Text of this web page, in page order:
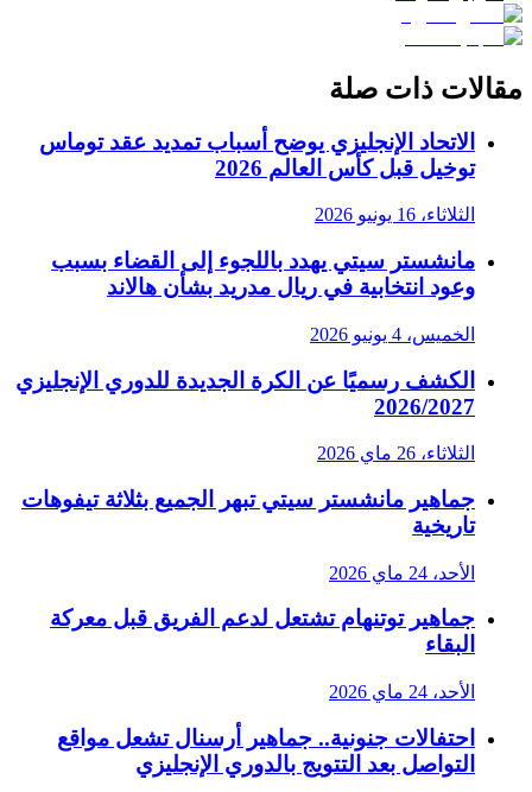
مقالات ذات صلة
الاتحاد الإنجليزي يوضح أسباب تمديد عقد توماس
توخيل قبل كأس العالم 2026
الثلاثاء، 16 يونيو 2026
مانشستر سيتي يهدد باللجوء إلى القضاء بسبب
وعود انتخابية في ريال مدريد بشأن هالاند
الخميس، 4 يونيو 2026
الكشف رسميًا عن الكرة الجديدة للدوري الإنجليزي
2026/2027
الثلاثاء، 26 ماي 2026
جماهير مانشستر سيتي تبهر الجميع بثلاثة تيفوهات
تاريخية
الأحد، 24 ماي 2026
جماهير توتنهام تشتعل لدعم الفريق قبل معركة
البقاء
الأحد، 24 ماي 2026
احتفالات جنونية.. جماهير أرسنال تشعل مواقع
التواصل بعد التتويج بالدوري الإنجليزي